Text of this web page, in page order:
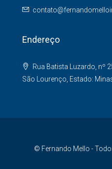
Endereço
Rua Batista Luzardo, nº
São Lourenço, Estado:
© Fernando Mello -